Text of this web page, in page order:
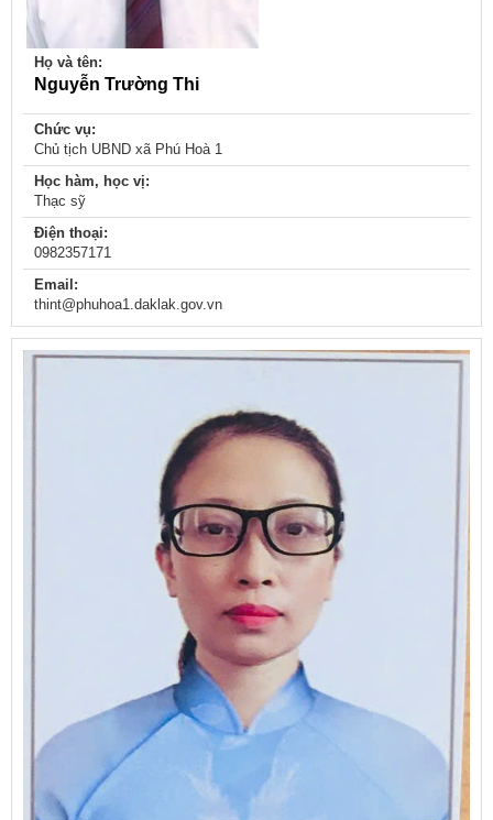
Họ và tên:
Nguyễn Trường Thi
Chức vụ:
Chủ tịch UBND xã Phú Hoà 1
Học hàm, học vị:
Thạc sỹ
Điện thoại:
0982357171
Email:
thint@phuhoa1.daklak.gov.vn